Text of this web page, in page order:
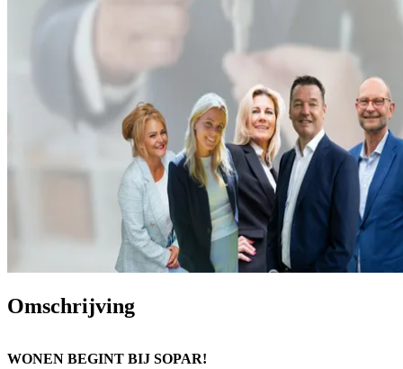
Omschrijving
WONEN BEGINT BIJ SOPAR!